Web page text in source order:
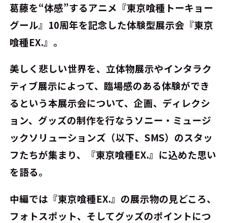
葛藤を“体感”する――アニメ『東京喰種トーキョー
グール』10周年を記念した体験型展示会『東京
喰種EX.』。
美しく悲しい世界を、立体物展示やインタラク
ティブ展示によって、臨場感のある体験ができ
るという本展示会について、企画、ディレクシ
ョン、グッズの制作を行なうソニー・ミュージ
ックソリューションズ（以下、SMS）のスタッ
フたちが集まり、『東京喰種EX.』に込めた思い
を語る。
中編では『東京喰種EX.』の展示物の見どころ、
フォトスポット、そしてグッズのポイントにつ